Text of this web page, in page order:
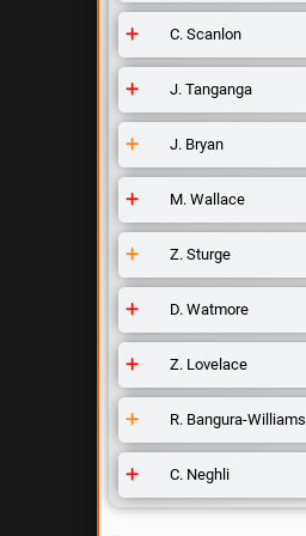
C. Scanlon
J. Tanganga
J. Bryan
M. Wallace
Z. Sturge
D. Watmore
Z. Lovelace
R. Bangura-Williams
C. Neghli